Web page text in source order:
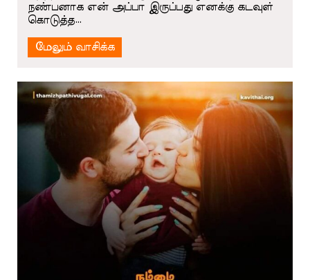
நண்பனாக என் அப்பா இருப்பது எனக்கு கடவுள்
கொடுத்த…
மேலும் வாசிக்க